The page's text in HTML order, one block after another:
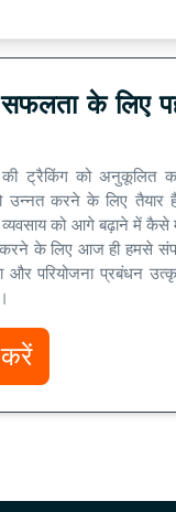
सफलता के लिए
ट्रैकिंग को अनुकूलित
उन्नत करने के लिए तैयार
व्यवसाय को आगे बढ़ाने में
करने के लिए आज ही हमसे
और परियोजना प्रबंधन
करें